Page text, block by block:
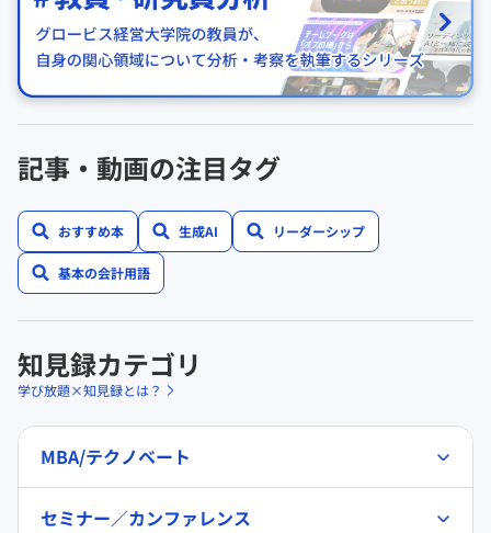
記事・動画の注目タグ
おすすめ本 生成AI リーダーシップ
基本の会計用語
知見録カテゴリ
学び放題×知見録とは？
MBA/テクノベート
セミナー／カンファレンス